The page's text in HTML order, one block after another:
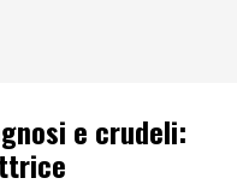
e crudeli: